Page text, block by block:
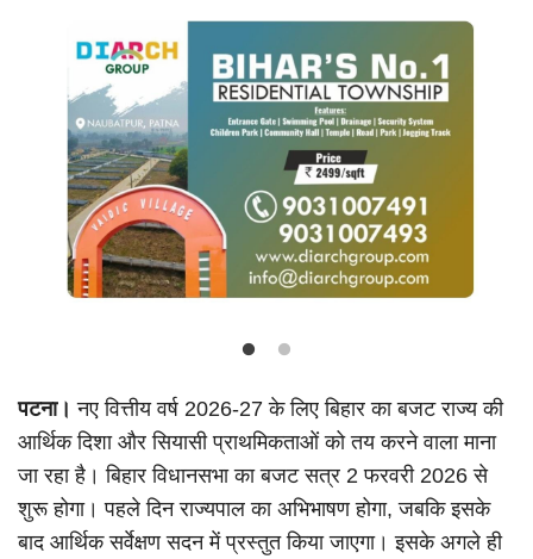
पटना। नए वित्तीय वर्ष 2026-27 के लिए बिहार का बजट राज्य की
आर्थिक दिशा और सियासी प्राथमिकताओं को तय करने वाला माना
जा रहा है। बिहार विधानसभा का बजट सत्र 2 फरवरी 2026 से
शुरू होगा। पहले दिन राज्यपाल का अभिभाषण होगा, जबकि इसके
बाद आर्थिक सर्वेक्षण सदन में प्रस्तुत किया जाएगा। इसके अगले ही